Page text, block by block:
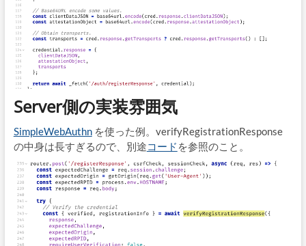
Server側の実装雰囲気
SimpleWebAuthnを使った例。verifyRegistrationResponse
の中身は長すぎるので、別途コード を参照のこと。